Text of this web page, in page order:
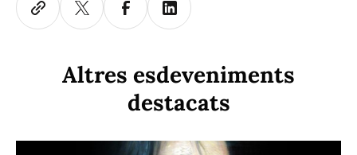
Altres esdeveniments
destacats